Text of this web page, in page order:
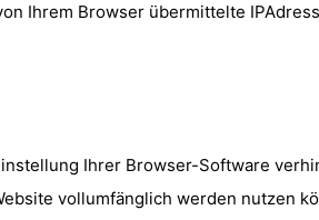
Ihrem Browser übermittelte
Ihrer Browser-Software
vollumfänglich werden nutzen